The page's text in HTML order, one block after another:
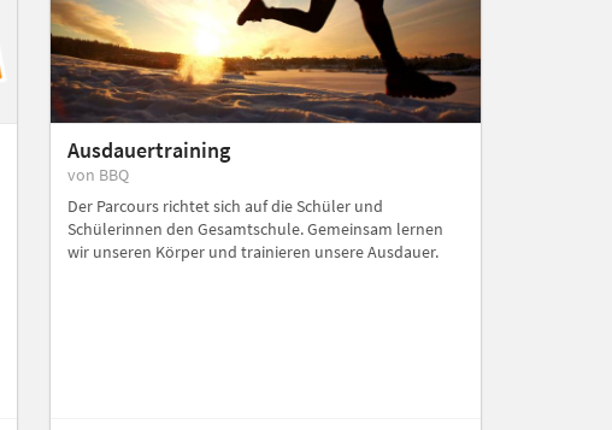
Ausdauertraining
von BBQ
Der Parcours richtet sich auf die Schüler und
Schülerinnen den Gesamtschule. Gemeinsam lernen
wir unseren Körper und trainieren unsere Ausdauer.